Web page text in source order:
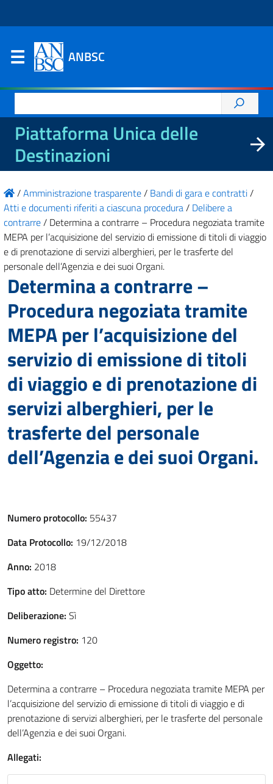
ANBSC
per:
Piattaforma Unica delle
Destinazioni
/Amministrazione trasparente/ Bandi di gara e contratti/
Atti e documenti riferiti a ciascuna procedura/ Delibere a
contrarre/ Determina a contrarre – Procedura negoziata tramite
MEPA per l’acquisizione del servizio di emissione di titoli di viaggio
e di prenotazione di servizi alberghieri, per le trasferte del
personale dell’Agenzia e dei suoi Organi.
Determina a contrarre –
Procedura negoziata tramite
MEPA per l’acquisizione del
servizio di emissione di titoli
di viaggio e di prenotazione di
servizi alberghieri, per le
trasferte del personale
dell’Agenzia e dei suoi Organi.
Numero protocollo: 55437
Data Protocollo: 19/12/2018
Anno: 2018
Tipo atto: Determine del Direttore
Deliberazione: Sì
Numero registro: 120
Oggetto:
Determina a contrarre – Procedura negoziata tramite MEPA per
l’acquisizione del servizio di emissione di titoli di viaggio e di
prenotazione di servizi alberghieri, per le trasferte del personale
dell’Agenzia e dei suoi Organi.
Allegati: